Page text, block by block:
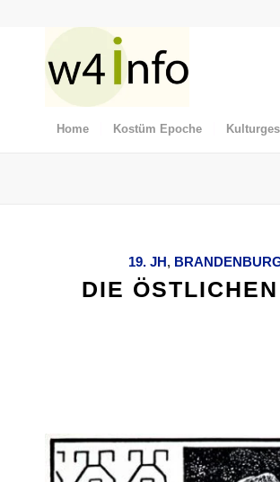
Home Kostüm Epoche
19. JH,
DIE